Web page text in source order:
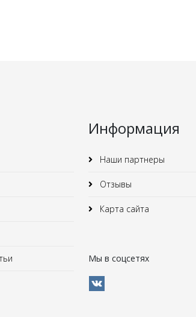
Информация
Наши партнеры
Отзывы
Карта сайта
Мы в соцсетях